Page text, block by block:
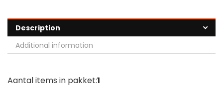
Description
Additional information
Aantal items in pakket:1